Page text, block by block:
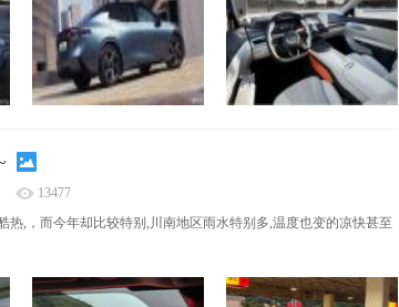
13477
热,，而今年却比较特别,川南地区雨水特别多,温度也变的凉快甚至